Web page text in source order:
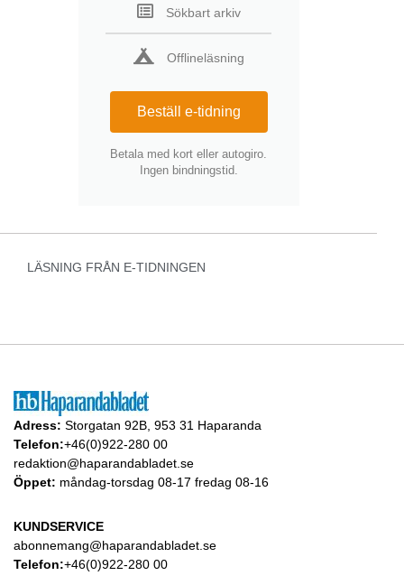
Sökbart arkiv
Offlineläsning
Beställ e-tidning
Betala med kort eller autogiro.
Ingen bindningstid.
LÄSNING FRÅN E-TIDNINGEN
Adress: Storgatan 92B, 953 31 Haparanda
Telefon:+46(0)922-280 00
redaktion@haparandabladet.se
Öppet: måndag-torsdag 08-17 fredag 08-16
KUNDSERVICE
abonnemang@haparandabladet.se
Telefon:+46(0)922-280 00